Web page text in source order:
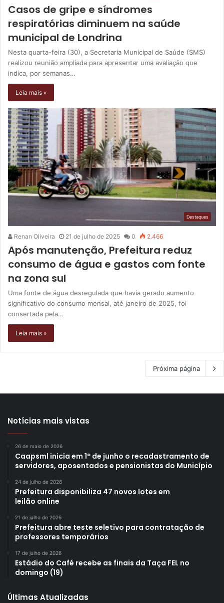
Casos de gripe e síndromes
respiratórias diminuem na saúde
municipal de Londrina
Nesta quarta-feira (30), a Secretaria Municipal de Saúde (SMS)
realizou reunião ampliada para apresentar uma avaliação que
indica, por semanas…
Leia mais »
Destaques
Renan Oliveira 21 de julho de 2025 0 2.466
Após manutenção, Prefeitura reduz
consumo de água e gastos com fonte
na zona sul
Uma fonte de água desregulada que havia gerado aumento
significativo do consumo mensal, até janeiro de 2025, foi
consertada pela…
Leia mais »
Próxima página
Notícias mais vistas
26 de maio de 2026
Caapsml inicia em 1º de junho o recadastramento de
servidores, aposentados e pensionistas do Município
24 de julho de 2026
Prefeitura disponibiliza 47 novos lotes em
leilão online
21 de julho de 2026
Prefeitura abre teste seletivo para contratação de
professores temporários
17 de julho de 2026
Estádio do Café recebe as finais da Taça FEL no
domingo (19)
Últimas Atualizadas